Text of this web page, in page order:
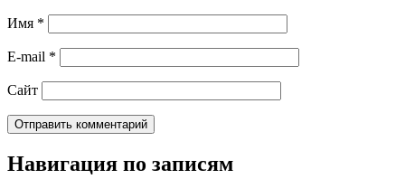
Имя *
E-mail *
Сайт
Навигация по записям